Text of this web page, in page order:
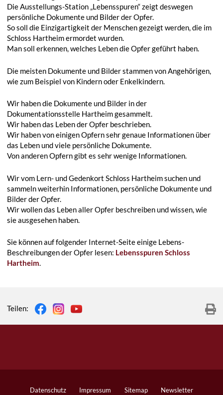
Die Ausstellungs-Station „Lebensspuren“ zeigt deswegen
persönliche Dokumente und Bilder der Opfer.
So soll die Einzigartigkeit der Menschen gezeigt werden, die im
Schloss Hartheim ermordet wurden.
Man soll erkennen, welches Leben die Opfer geführt haben.
Die meisten Dokumente und Bilder stammen von Angehörigen,
wie zum Beispiel von Kindern oder Enkelkindern.
Wir haben die Dokumente und Bilder in der
Dokumentationsstelle Hartheim gesammelt.
Wir haben das Leben der Opfer beschrieben.
Wir haben von einigen Opfern sehr genaue Informationen über
das Leben und viele persönliche Dokumente.
Von anderen Opfern gibt es sehr wenige Informationen.
Wir vom Lern- und Gedenkort Schloss Hartheim suchen und
sammeln weiterhin Informationen, persönliche Dokumente und
Bilder der Opfer.
Wir wollen das Leben aller Opfer beschreiben und wissen, wie
sie ausgesehen haben.
Sie können auf folgender Internet-Seite einige Lebens-
Beschreibungen der Opfer lesen: Lebensspuren Schloss
Hartheim.
Teilen:
Datenschutz Impressum Sitemap Newsletter